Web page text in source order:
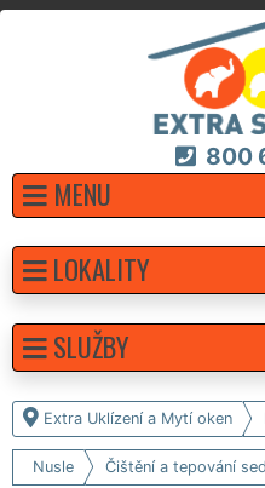
800
MENU
Extra Uklízení a Mytí oken
Nusle Čištění a tepování
LOKALITY
SLUŽBY